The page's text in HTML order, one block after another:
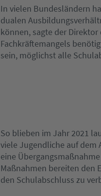
In vielen Bundesländern
dualen
können, sagte der Direktor
Fachkräftemangels
sein, möglichst alle
So blieben im Jahr 2021
viele Jugendliche auf dem
eine
Maßnahmen bereiten den
den Schulabschluss zu